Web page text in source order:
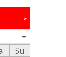
>
Su